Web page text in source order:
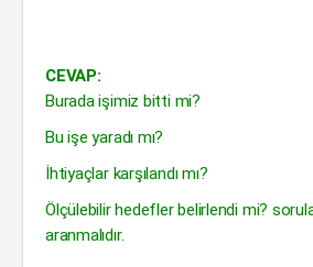
CEVAP:
Burada işimiz bitti mi?
Bu işe yaradı mı?
İhtiyaçlar karşılandı mı?
Ölçülebilir hedefler belirlendi mi?
aranmalıdır.